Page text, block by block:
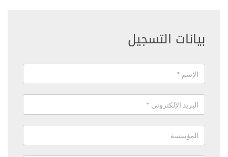
بيانات التسجيل